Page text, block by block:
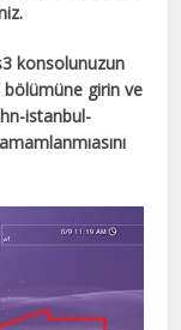
konsolunuzun
bölümüne girin ve
istanbul-